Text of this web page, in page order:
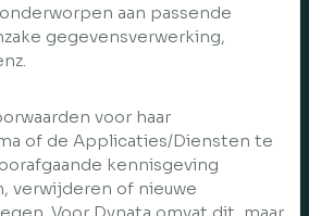
aan passende
gegevensverwerking,
voor haar
of de Applicaties/Diensten te
kennisgeving
verwijderen of nieuwe